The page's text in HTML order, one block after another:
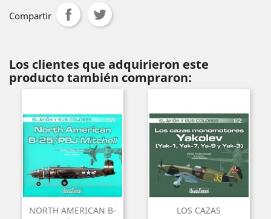
Compartir
Los clientes que adquirieron este
producto también compraron:
NORTH AMERICAN B-
LOS CAZAS